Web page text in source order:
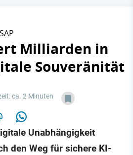
Milliarden in
Souveränität
ca. 2 Minuten
Unabhängigkeit
den Weg für sichere KI-